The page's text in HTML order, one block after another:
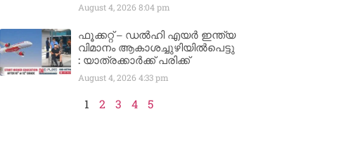
August 4, 2026 8:04 pm
ഫൂക്കറ്റ് – ഡൽഹി എയര്‍ ഇന്ത്യ
വിമാനം ആകാശച്ചുഴിയില്‍പെട്ടു
: യാത്രക്കാര്‍ക്ക് പരിക്ക്
August 4, 2026 4:33 pm
1 2 3 4 5